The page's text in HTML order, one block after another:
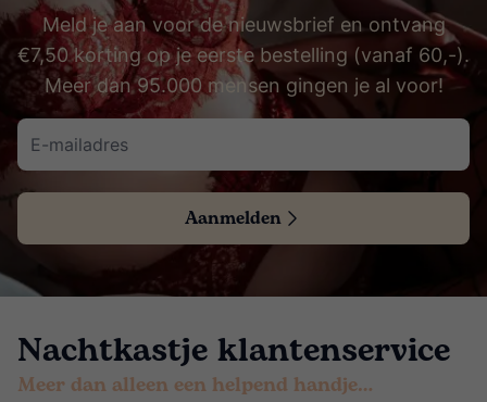
Meld je aan voor de nieuwsbrief en ontvang
€7,50 korting op je eerste bestelling (vanaf 60,-).
Meer dan 95.000 mensen gingen je al voor!
Aanmelden
Nachtkastje klantenservice
Meer dan alleen een helpend handje…